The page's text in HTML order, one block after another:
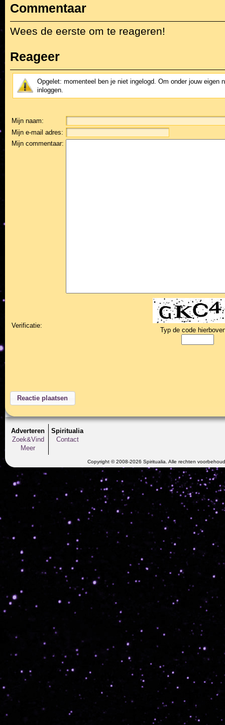
Commentaar
Wees de eerste om te reageren!
Reageer
Opgelet: momenteel ben je niet ingelogd. Om onder jouw eigen
inloggen.
Mijn naam:
Mijn e-mail adres:
Mijn commentaar:
Verificatie:
Typ de code
Adverteren
Zoek&Vind
Meer
Spiritualia
Contact
Copyright © 2008-2026 Spiritualia. Alle rechten